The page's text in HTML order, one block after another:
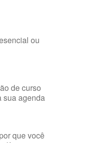
ou
de curso
sua agenda